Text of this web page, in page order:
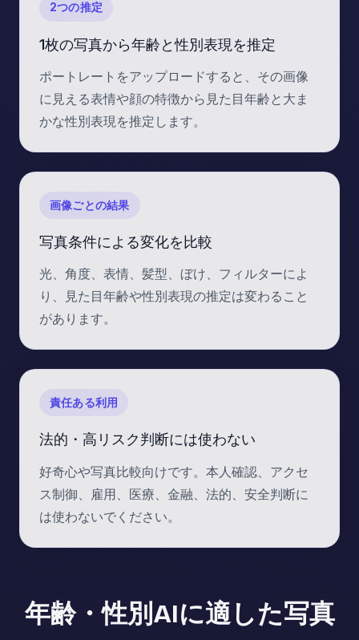
2つの推定
1枚の写真から年齢と性別表現を推定
ポートレートをアップロードすると、その画像
に見える表情や顔の特徴から見た目年齢と大ま
かな性別表現を推定します。
画像ごとの結果
写真条件による変化を比較
光、角度、表情、髪型、ぼけ、フィルターによ
り、見た目年齢や性別表現の推定は変わること
があります。
責任ある利用
法的・高リスク判断には使わない
好奇心や写真比較向けです。本人確認、アクセ
ス制御、雇用、医療、金融、法的、安全判断に
は使わないでください。
年齢・性別AIに適した写真